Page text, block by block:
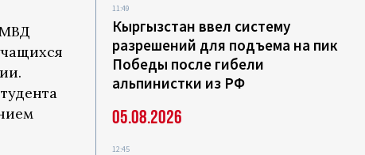
МВД
11:49
Кыргызстан ввел систему
разрешений для подъема на пик
Победы после гибели
альпинистки из РФ
05.08.2026
12:45